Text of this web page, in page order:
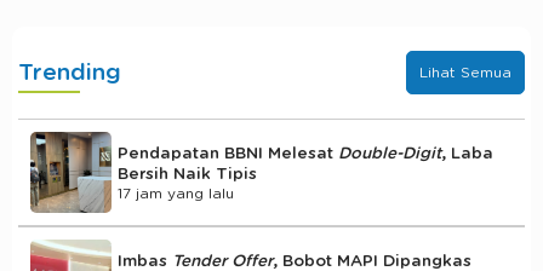
Trending Lihat Semua
Pendapatan BBNI Melesat Double-Digit, Laba
Bersih Naik Tipis
17 jam yang lalu
Imbas Tender Offer, Bobot MAPI Dipangkas